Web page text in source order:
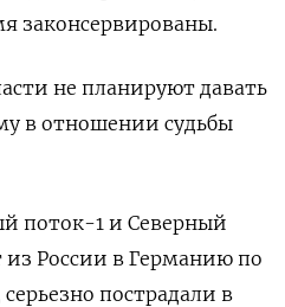
законсервированы.
не планируют давать
в отношении судьбы
поток-1 и Северный
России в Германию по
пострадали в